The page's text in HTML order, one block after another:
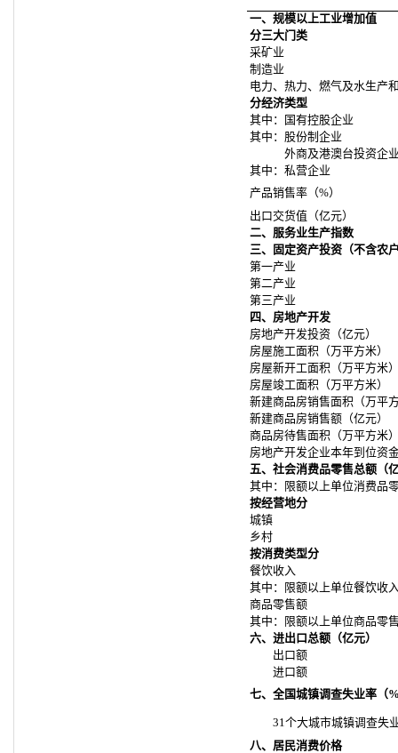
一、规模以上工业增加值
分三大门类
采矿业
制造业
电力、热力、燃气及水生产
分经济类型
其中：国有控股企业
其中：股份制企业
外商及港澳台投资企
其中：私营企业
产品销售率（%）
出口交货值（亿元）
二、服务业生产指数
三、固定资产投资（不含农
第一产业
第二产业
第三产业
四、房地产开发
房地产开发投资（亿元）
房屋施工面积（万平方米）
房屋新开工面积（万平方米
房屋竣工面积（万平方米）
新建商品房销售面积（万平
新建商品房销售额（亿元）
商品房待售面积（万平方米
房地产开发企业本年到位资
五、社会消费品零售总额（
其中：限额以上单位消费品
按经营地分
城镇
乡村
按消费类型分
餐饮收入
其中：限额以上单位餐饮收
商品零售额
其中：限额以上单位商品零
六、进出口总额（亿元）
出口额
进口额
七、全国城镇调查失业率（
31个大城市城镇调查失
八、居民消费价格